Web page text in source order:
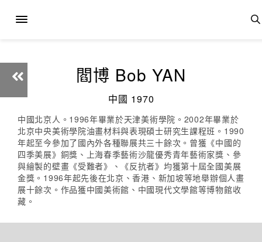
閻博 Bob YAN
中國 1970
中國北京人。1996年畢業於天津美術學院。2002年畢業於
北京中央美術學院油畫材料與表現碩士研究生課程班。1990
年起至今參加了國內外各種聯展共三十餘次。曾獲《中國的
四季美展》銅獎、上海春季藝術沙龍優秀青年藝術家獎、參
與繪製的壁畫《受難者》、《反抗者》均獲第十屆全國美展
金獎。1996年起先後在北京、香港、新加坡等地舉辦個人畫
展十餘次。作品獲中國美術館、中國現代文學館等博物館收
藏。